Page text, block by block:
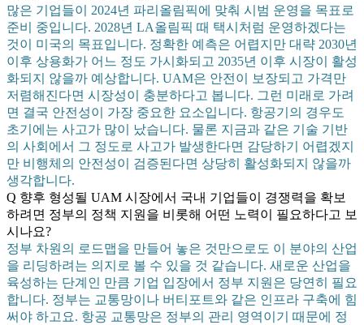
많은 기업들이 2024년 파리올림픽에 맞춰 시범 운영을 목표로
준비 중입니다. 2028년 LA올림픽 때 택시처럼 운영하겠다는
것이 미국의 목표입니다. 정확한 예측은 어렵지만 대략 2030년
이후 상용화가 어느 정도 가시화되고 2035년 이후 시장이 활성
화되지 않을까 예상합니다. UAM은 안전이 보장되고 가격만
저렴해진다면 시장성이 충분하다고 봅니다. 그런 미래로 가려
면 결국 안전성이 가장 중요한 요소입니다. 항공기의 경우도
초기에는 사고가 많이 났습니다. 물론 지금과 같은 기술 기반
의 사회에서 그 정도로 사고가 발생한다면 감당하기 어렵겠지
만 비행체의 안전성이 검증된다면 상당히 활성화되지 않을까
생각합니다.
Q 향후 형성될 UAM 시장에서 국내 기업들이 경쟁력을 확보
하려면 정부의 정책 지원을 비롯해 어떤 노력이 필요하다고 보
시나요?
정부 차원의 로드맵을 만들어 놓은 것만으로도 이 분야의 산업
을 리딩하려는 의지로 볼 수 있을 것 같습니다. 새로운 산업을
육성하는 단계인 만큼 기업 입장에서 정부 지원은 당연히 필요
합니다. 정부는 교통망이나 버티포트와 같은 인프라 구축에 힘
써야 하고요. 항공 교통망은 정부의 관리 영역이기 때문에 정